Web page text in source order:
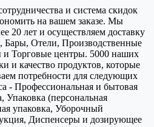
и система скидок
на вашем заказе. Мы
20 лет и осуществляем доставку
Бары, Отели, Производственные
Торговые центры. 5000 наших
и качество продуктов, которые
потребности для следующих
- Профессиональная и бытовая
Упаковка (персональная
упаковка, Уборочный
Диспенсеры и дозирующее